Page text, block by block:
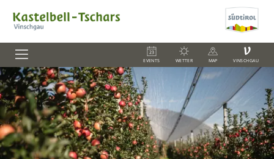
EVENTS WETTER MAP
V
VINSCHGAU